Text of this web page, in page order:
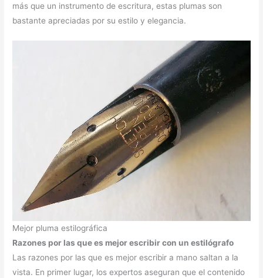
más que un instrumento de escritura, estas plumas son
bastante apreciadas por su estilo y elegancia.
Mejor pluma estilográfica
Razones por las que es mejor escribir con un estilógrafo
Las razones por las que es mejor escribir a mano saltan a la
vista. En primer lugar, los expertos aseguran que el contenido